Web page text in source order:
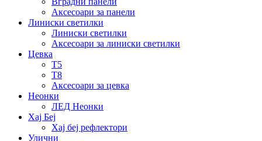
Аксесоари за панели
Линиски светилки
Линиски светилки
Аксесоари за линиски светилки
Цевка
Т5
Т8
Аксесоари за цевка
Неонки
ЛЕД Неонки
Хај Беј
Хај беј рефлектори
Улични